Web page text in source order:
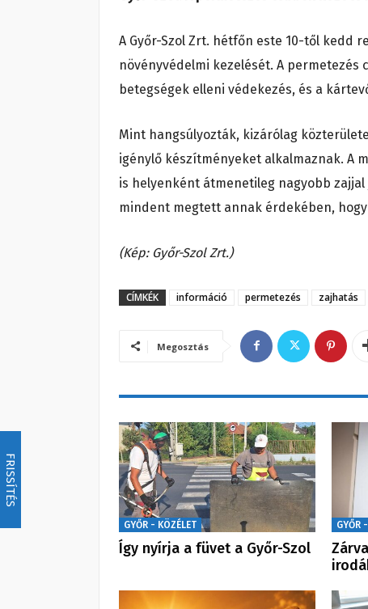
FRISSÍTÉS
A Győr-Szol Zrt. hétfőn este 10-től kedd
növényvédelmi kezelését. A permetezés
betegségek elleni védekezés, és a
Mint hangsúlyozták, kizárólag
igénylő készítményeket alkalmaznak. A
is helyenként átmenetileg nagyobb
mindent megtett annak érdekében,
(Kép: Győr-Szol Zrt.)
CÍMKÉK információ permetezés zajhatás
Megosztás
GYŐR - KÖZÉLET
Így nyírja a füvet a Győr-Szol
GYŐR